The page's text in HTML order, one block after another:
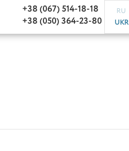
RU
UKR
+38 (067) 514-18-18
+38 (050) 364-23-80